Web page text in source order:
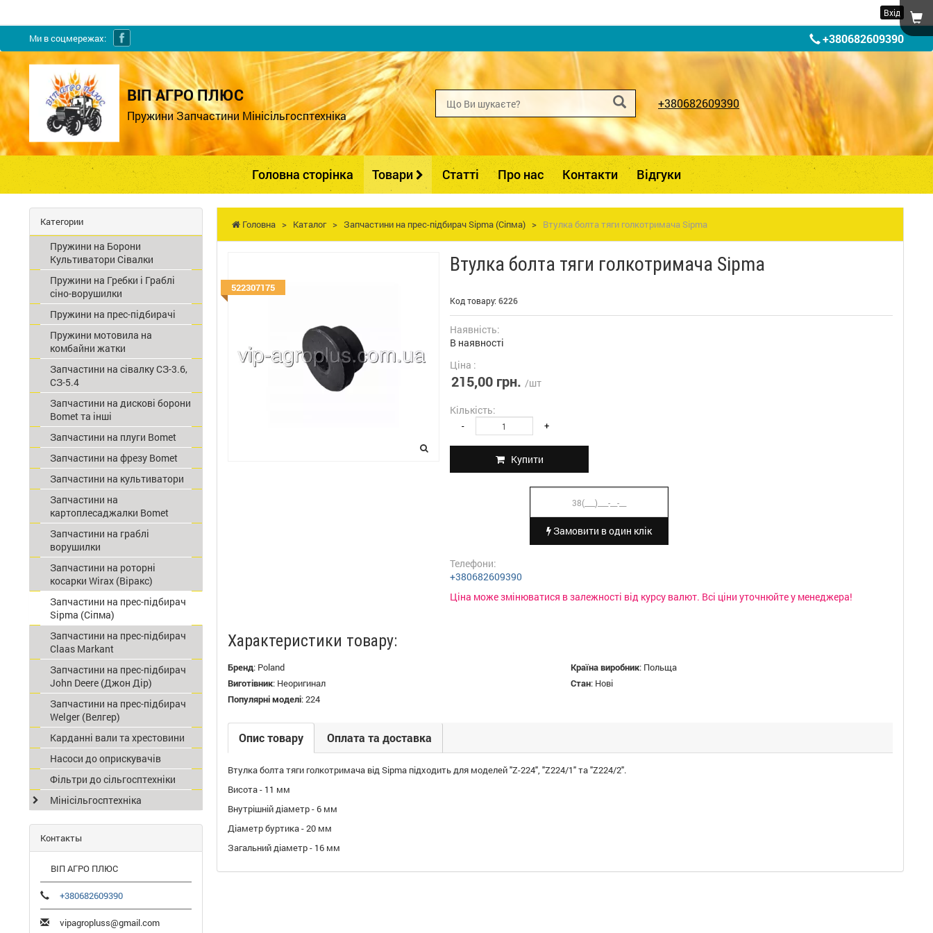
Вхід
Ми в соцмережах: +380682609390
ВІП АГРО ПЛЮС
Пружини Запчастини Мінісільгосптехніка
+380682609390
Головна сторінка Товари Статті Про нас Контакти Відгуки
Головна > Каталог > Запчастини на прес-підбирач Sipma (Сіпма) > Втулка болта тяги голкотримача Sipma
Втулка болта тяги голкотримача Sipma
Код товару: 6226
522307175
Наявність:
В наявності
Ціна :
215,00 грн. /шт
Кількість:
- +
Купити
Замовити в один клік
Телефони:
+380682609390
Ціна може змінюватися в залежності від курсу валют. Всі ціни уточнюйте у менеджера!
Характеристики товару:
Бренд: Poland Країна виробник: Польща
Виготівник: Неоригинал Стан: Нові
Популярні моделі:224
Опис товару Оплата та доставка
Втулка болта тяги голкотримача від Sipma підходить для моделей "Z-224", "Z224/1" та "Z224/2".
Висота - 11 мм
Внутрішній діаметр - 6 мм
Діаметр буртика - 20 мм
Загальний діаметр - 16 мм
Категории
Пружини на Борони
Культиватори Сівалки
Пружини на Гребки і Граблі
сіно-ворушилки
Пружини на прес-підбирачі
Пружини мотовила на
комбайни жатки
Запчастини на сівалку СЗ-3.6,
СЗ-5.4
Запчастини на дискові борони
Bomet та інші
Запчастини на плуги Bomet
Запчастини на фрезу Bomet
Запчастини на культиватори
Запчастини на
картоплесаджалки Bomet
Запчастини на граблі
ворушилки
Запчастини на роторні
косарки Wirax (Віракс)
Запчастини на прес-підбирач
Sipma (Сіпма)
Запчастини на прес-підбирач
Claas Мarkant
Запчастини на прес-підбирач
John Deere (Джон Дір)
Запчастини на прес-підбирач
Welger (Велгер)
Карданні вали та хрестовини
Насоси до оприскувачів
Фільтри до сільгосптехніки
Мінісільгосптехніка
Контакты
ВІП АГРО ПЛЮС
+380682609390
vipagropluss@gmail.com